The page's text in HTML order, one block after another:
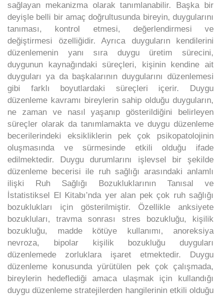
sağlayan mekanizma olarak tanımlanabilir. Başka bir
deyişle belli bir amaç doğrultusunda bireyin, duygularını
tanıması, kontrol etmesi, değerlendirmesi ve
değiştirmesi özelliğidir. Ayrıca duyguların kendilerini
düzenlemenin yanı sıra duygu üretim sürecini,
duygunun kaynağındaki süreçleri, kişinin kendine ait
duyguları ya da başkalarının duygularını düzenlemesi
gibi farklı boyutlardaki süreçleri içerir. Duygu
düzenleme kavramı bireylerin sahip olduğu duyguların,
ne zaman ve nasıl yaşanıp gösterildiğini belirleyen
süreçler olarak da tanımlamakta ve duygu düzenleme
becerilerindeki eksikliklerin pek çok psikopatolojinin
oluşmasında ve sürmesinde etkili olduğu ifade
edilmektedir. Duygu durumlarını işlevsel bir şekilde
düzenleme becerisi ile ruh sağlığı arasındaki anlamlı
ilişki Ruh Sağlığı Bozukluklarının Tanısal ve
İstatistiksel El Kitabı’nda yer alan pek çok ruh sağlığı
bozuklukları için gösterilmiştir. Özellikle anksiyete
bozukluları, travma sonrası stres bozukluğu, kişilik
bozukluğu, madde kötüye kullanımı, anoreksiya
nevroza, bipolar kişilik bozukluğu duyguları
düzenlemede zorluklara işaret etmektedir. Duygu
düzenleme konusunda yürütülen pek çok çalışmada,
bireylerin hedeflediği amaca ulaşmak için kullandığı
duygu düzenleme stratejilerden hangilerinin etkili olduğu